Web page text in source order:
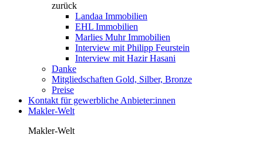
zurück
Landaa Immobilien
EHL Immobilien
Marlies Muhr Immobilien
Interview mit Philipp Feurstein
Interview mit Hazir Hasani
Danke
Mitgliedschaften Gold, Silber, Bronze
Preise
Kontakt für gewerbliche Anbieter:innen
Makler-Welt
Makler-Welt